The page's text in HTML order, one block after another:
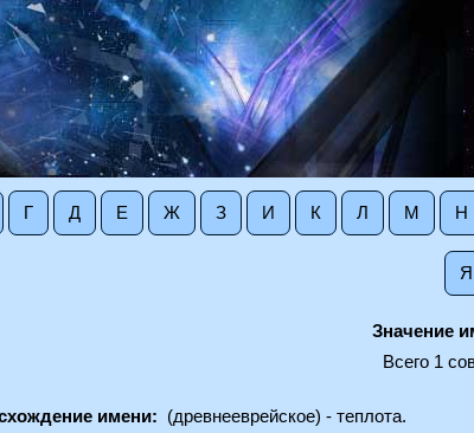
Г Д Е Ж З И К Л М Н
Я
Значение
Всего 1
имени: (древнееврейское) - теплота.